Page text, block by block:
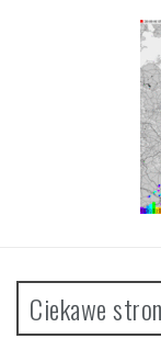
Ciekawe